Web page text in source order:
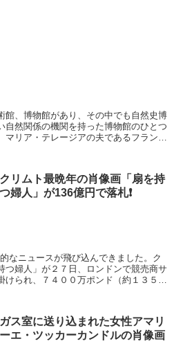
館、博物館があり、その中でも自然史博
自然関係の機関を持った博物館のひとつ
マリア・テレージアの夫であるフランツ
クリムト最晩年の肖像画「扇を持
つ婦人」が136億円で落札❗️
なニュースが飛び込んできました。ク
つ婦人」が２７日、ロンドンで競売商サ
けられ、７４００万ポンド（約１３５億
ガス室に送り込まれた女性アマリ
ーエ・ツッカーカンドルの肖像画